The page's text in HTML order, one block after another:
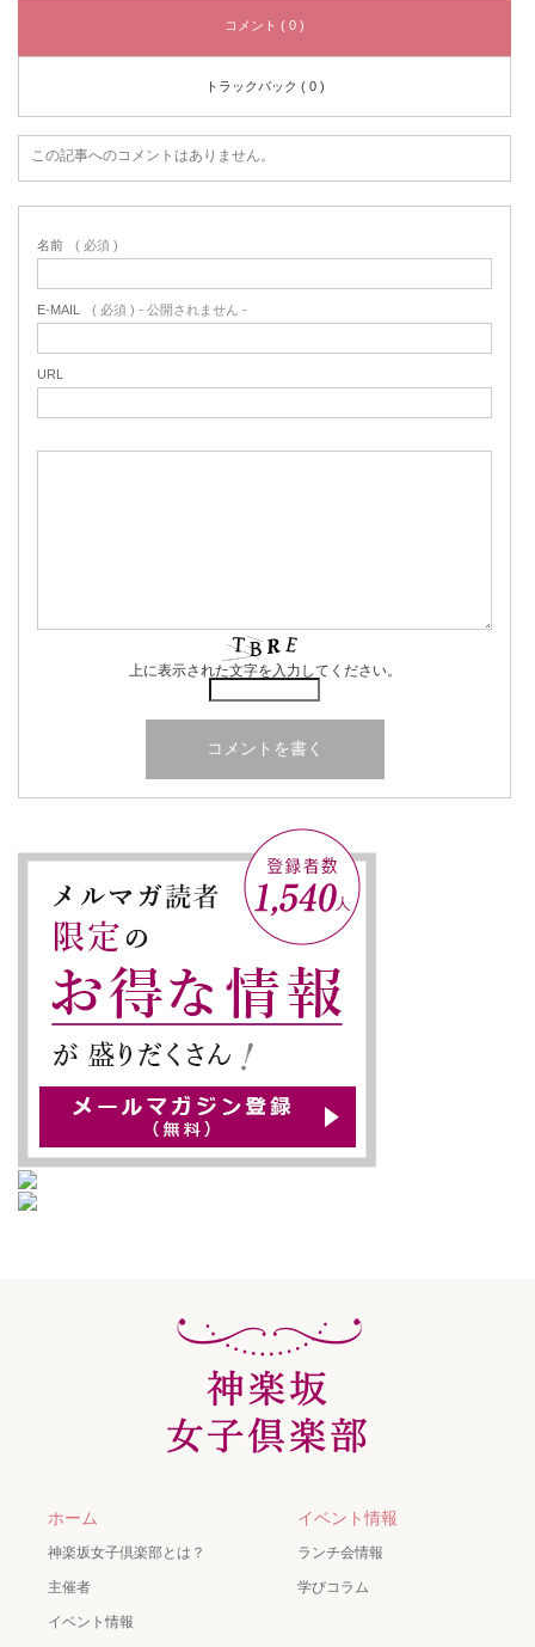
コメント ( 0 )
トラックバック ( 0 )
この記事へのコメントはありません。
名前 ( 必須 )
E-MAIL ( 必須 ) - 公開されません -
URL
上に表示された文字を入力してください。
ホーム
神楽坂女子倶楽部とは？
主催者
イベント情報
イベント情報
ランチ会情報
学びコラム